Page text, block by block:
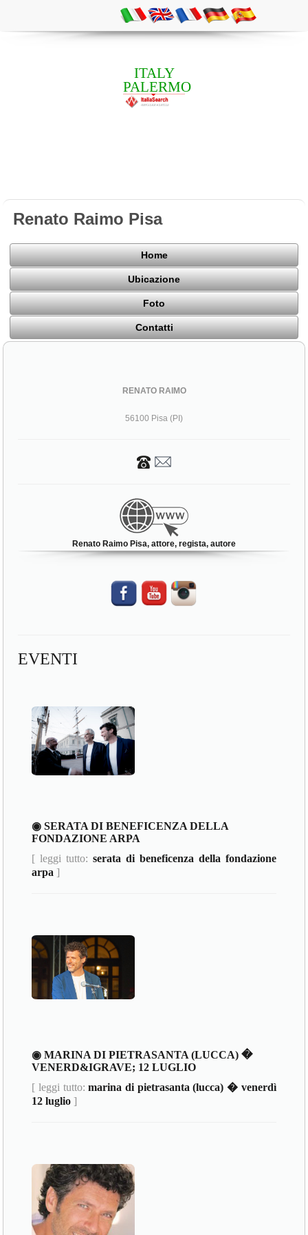
ITALY
PALERMO
Renato Raimo Pisa
Home
Ubicazione
Foto
Contatti
RENATO RAIMO
56100 Pisa (PI)
Renato Raimo Pisa, attore, regista, autore
EVENTI
◉ SERATA DI BENEFICENZA DELLA
FONDAZIONE ARPA
[ leggi tutto:serata di beneficenza della fondazione
arpa ]
◉ MARINA DI PIETRASANTA (LUCCA) �
VENERD&IGRAVE; 12 LUGLIO
[ leggi tutto:marina di pietrasanta (lucca) � venerdì
12 luglio ]